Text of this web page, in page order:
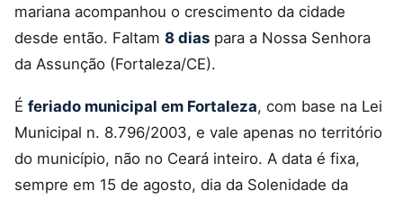
mariana acompanhou o crescimento da cidade
desde então. Faltam 8 dias para a Nossa Senhora
da Assunção (Fortaleza/CE).
É feriado municipal em Fortaleza, com base na Lei
Municipal n. 8.796/2003, e vale apenas no território
do município, não no Ceará inteiro. A data é fixa,
sempre em 15 de agosto, dia da Solenidade da